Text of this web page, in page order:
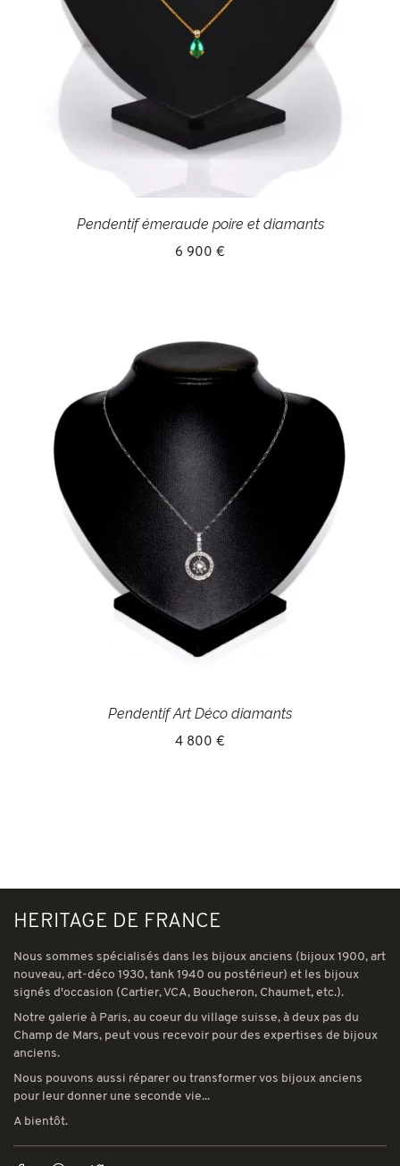
Pendentif émeraude poire et diamants
6 900 €
Pendentif Art Déco diamants
4 800 €
HERITAGE DE FRANCE
Nous sommes spécialisés dans les bijoux anciens (bijoux 1900, art
nouveau, art-déco 1930, tank 1940 ou postérieur) et les bijoux
signés d'occasion (Cartier, VCA, Boucheron, Chaumet, etc.).
Notre galerie à Paris, au coeur du village suisse, à deux pas du
Champ de Mars, peut vous recevoir pour des expertises de bijoux
anciens.
Nous pouvons aussi réparer ou transformer vos bijoux anciens
pour leur donner une seconde vie...
A bientôt.